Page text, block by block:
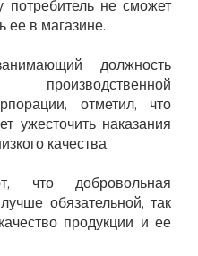
ее в магазине.
должность
отметил, что
ужесточить наказания
качества.
что добровольная
обязательной, так
продукции и ее